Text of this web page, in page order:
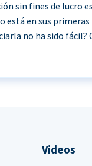
sin fines de lucro
está en sus primeras
no ha sido fácil?
Videos